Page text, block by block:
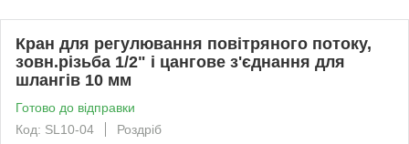
Кран для регулювання повітряного потоку,
зовн.різьба 1/2" і цангове з'єднання для
шлангів 10 мм
Готово до відправки
Код: SL10-04
Роздріб